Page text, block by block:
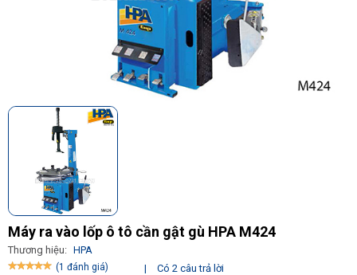
Máy ra vào lốp ô tô cần gật gù HPA M424
Thương hiệu: HPA
(1 đánh giá) |
Có 2 câu trả lời